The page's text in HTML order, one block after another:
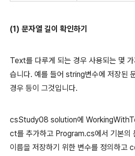
(1) 문자열 길이 확인하기
Text를 다루게 되는 경우 사용되는 몇
습니다. 예를 들어 string변수에 저장된
경우 등이 그것입니다.
csStudy08 solution에
ct를 추가하고 Program.cs에서 기본의
이름을 저장하기 위한 변수를 정의하고